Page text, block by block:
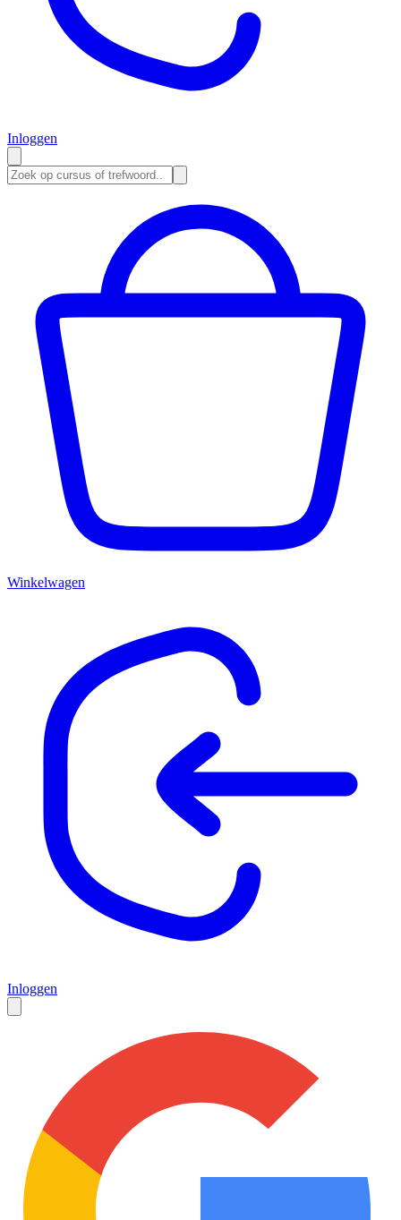
Inloggen
Winkelwagen
Inloggen